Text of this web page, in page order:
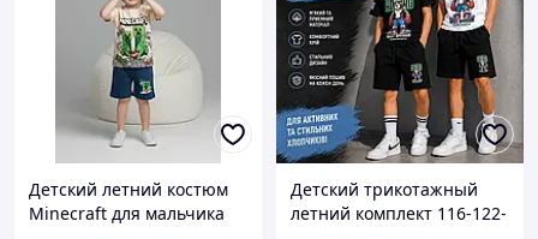
Детский летний костюм
Minecraft для мальчика
Детский трикотажный
летний комплект 116-122-